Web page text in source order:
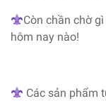
Còn chần chờ
hôm nay nào!
Các sản phẩm